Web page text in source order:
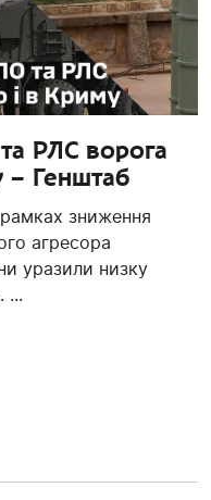
РЛС ворога
– Генштаб
зниження
агресора
уразили низку
...